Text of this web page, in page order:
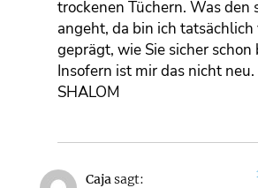
trockenen Tüchern. Was den
angeht, da bin ich tatsächlich
geprägt, wie Sie sicher
Insofern ist mir das nicht neu.
SHALOM
Cajasagt: